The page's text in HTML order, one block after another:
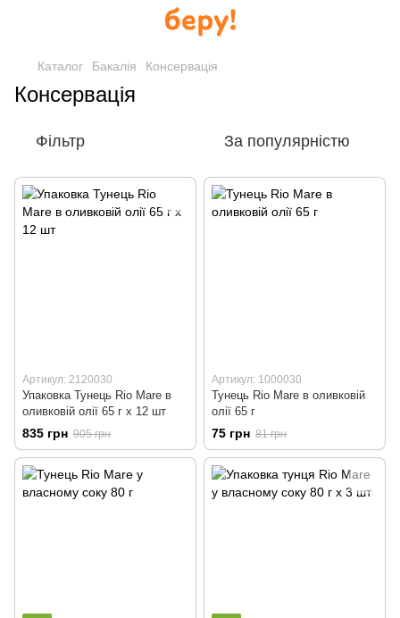
Каталог Бакалія Консервація
Консервація
Фільтр За популярністю
Артикул: 2120030
Упаковка Тунець Rio Mare в
оливковій олії 65 г х 12 шт
835 грн 905 грн
Артикул: 1000030
Тунець Rio Mare в оливковій
олії 65 г
75 грн 81 грн